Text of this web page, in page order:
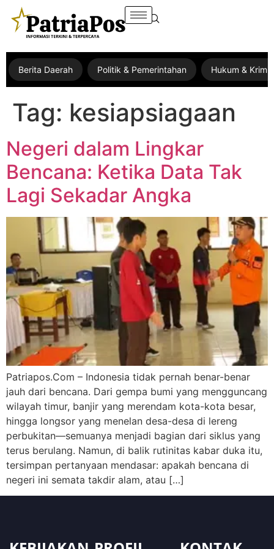
Berita Daerah Politik & Pemerintahan Hukum &
Tag: kesiapsiagaan
Negeri dalam Lingkar
Bencana: Ketika Data Tak
Lagi Sekadar Angka
Patriapos.Com – Indonesia tidak pernah benar-benar
jauh dari bencana. Dari gempa bumi yang mengguncang
wilayah timur, banjir yang merendam kota-kota besar,
hingga longsor yang menelan desa-desa di lereng
perbukitan—semuanya menjadi bagian dari siklus yang
terus berulang. Namun, di balik rutinitas kabar duka itu,
tersimpan pertanyaan mendasar: apakah bencana di
negeri ini semata takdir alam, atau […]